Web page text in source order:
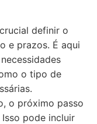
definir o
e prazos. É aqui
o tipo de
o próximo passo
pode incluir